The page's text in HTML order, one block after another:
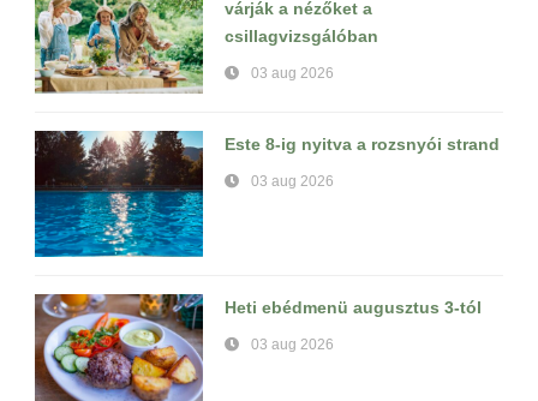
várják a nézőket a
csillagvizsgálóban
03 aug 2026
Este 8-ig nyitva a rozsnyói strand
03 aug 2026
Heti ebédmenü augusztus 3-tól
03 aug 2026